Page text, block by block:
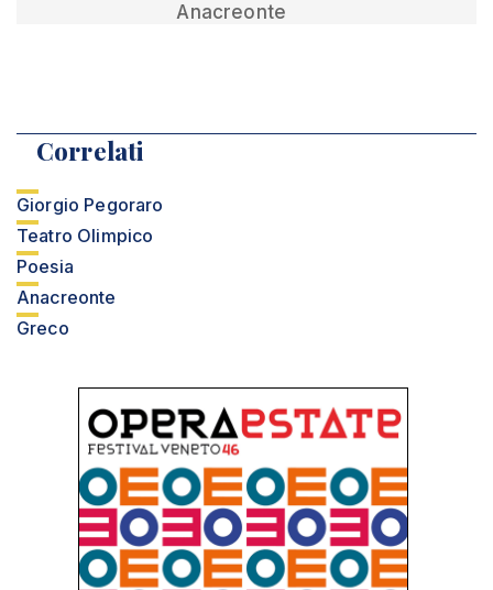
Anacreonte
Correlati
Giorgio Pegoraro
Teatro Olimpico
Poesia
Anacreonte
Greco